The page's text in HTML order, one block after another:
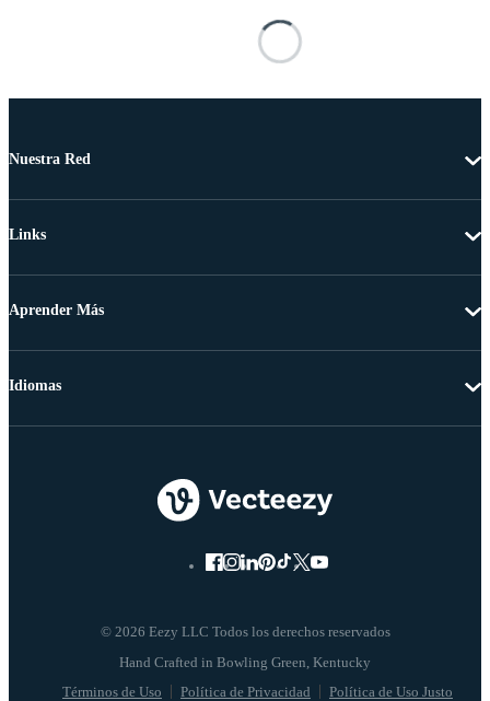
Nuestra Red
Links
Aprender Más
© 2026 Eezy LLC Todos los derechos reservados
Términos de Uso Política de Privacidad Política de Uso Justo
Idiomas